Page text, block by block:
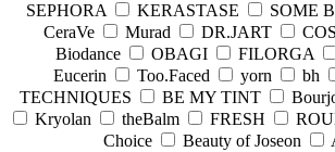
SEPHORA
KERASTASE SOME
CeraVe
Murad DR.JART
Biodance
OBAGI FILORGA
Eucerin
Too.Faced yorn bh
TECHNIQUES
BE MY TINT
Kryolan
theBalm FRESH
Choice
Beauty of Joseon